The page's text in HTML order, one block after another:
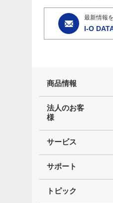
最新情報
I-O
商品情報
法人のお客
様
サービス
サポート
トピック